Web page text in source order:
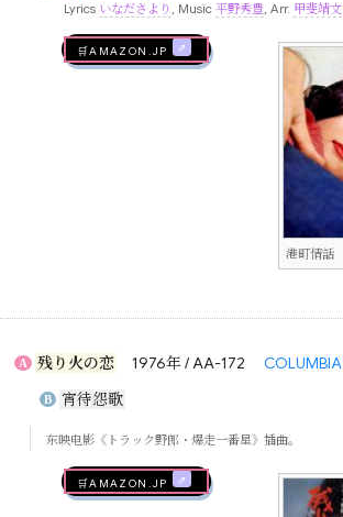
Lyrics いなださより , Music 平野秀豊, Arr. 甲斐靖文
港町情話
🛒AMAZON.jp
A 残り火の恋 1976年 / AA-172 COLUMBIA
B 宵待怨歌
东映电影《トラック野郎・爆走一番星》插曲。
🛒AMAZON.jp